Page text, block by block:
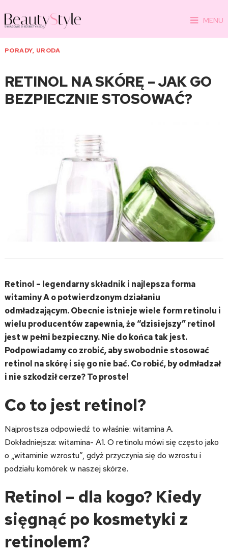
MENU
PORADY, URODA
RETINOL NA SKÓRĘ – JAK GO
BEZPIECZNIE STOSOWAĆ?
Retinol – legendarny składnik i najlepsza forma
witaminy A o potwierdzonym działaniu
odmładzającym. Obecnie istnieje wiele form retinolu i
wielu producentów zapewnia, że “dzisiejszy” retinol
jest w pełni bezpieczny. Nie do końca tak jest.
Podpowiadamy co zrobić, aby swobodnie stosować
retinol na skórę i się go nie bać. Co robić, by odmładzał
i nie szkodził cerze? To proste!
Co to jest retinol?
Najprostsza odpowiedź to właśnie: witamina A.
Dokładniejsza: witamina- A1. O retinolu mówi się często jako
o „witaminie wzrostu”, gdyż przyczynia się do wzrostu i
podziału komórek w naszej skórze.
Retinol – dla kogo? Kiedy
sięgnąć po kosmetyki z
retinolem?